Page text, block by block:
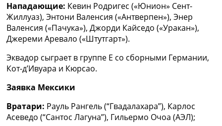
Таблицы
Таблицы групп Чемпионата Мира
Украина. Премьер-Лига
Украина. Первая Лига
Лига Чемпионов. Таблицы групп
Англия. Премьер-Лига
Испания. Ла Лига
Все таблицы >>>
Рейтинг стран УЕФА
Рейтинг клубов УЕФА
Нападающие: Кевин Родригес («Юнион» Сент-
Жиллуаз), Энтони Валенсия («Антверпен»), Энер
Валенсия («Пачука»), Джорди Кайседо («Уракан»),
Джереми Аревало («Штутгарт»).
Эквадор сыграет в группе Е со сборными Германии,
Кот-д’Ивуара и Кюрсао.
Заявка Мексики
Вратари: Рауль Рангель (“Гвадалахара”), Карлос
Асеведо (“Сантос Лагуна”), Гильермо Очоа (АЭЛ);